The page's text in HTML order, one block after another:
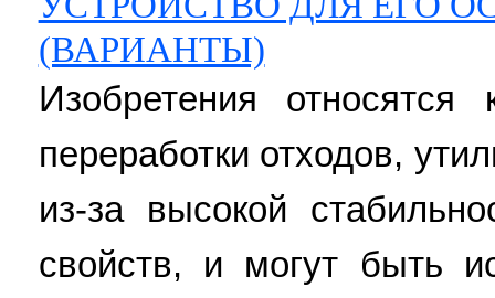
(ВАРИАНТЫ)
Изобретения
переработки отходов,
из-за высокой
свойств, и могут быть